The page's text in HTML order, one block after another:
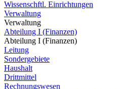
Wissenschftl. Einrichtungen
Verwaltung
Verwaltung
Abteilung I (Finanzen)
Abteilung I (Finanzen)
Leitung
Sondergebiete
Haushalt
Drittmittel
Rechnungswesen